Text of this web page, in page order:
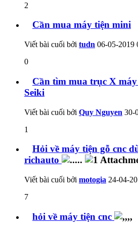
2
Cần mua máy tiện mini
Viết bài cuối bởi tudn 06-05-2019
0
Cần tìm mua trục X
Seiki
Viết bài cuối bởi Quy Nguyen 30-
1
Hỏi về máy tiện gỗ cnc
richauto
Viết bài cuối bởi motogia 24-04-
7
hỏi về máy tiện cnc